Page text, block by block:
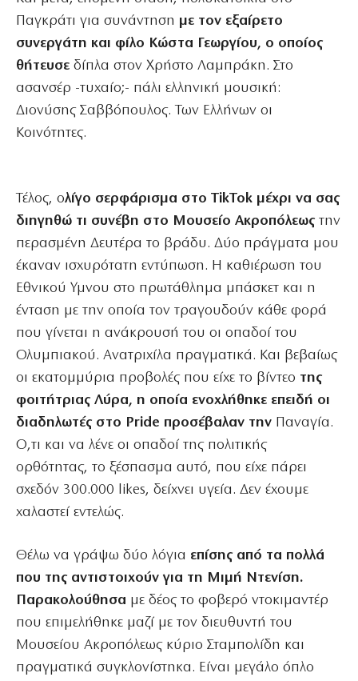
Παγκράτι για συνάντηση με τον εξαίρετο
συνεργάτη και φίλο Κώστα Γεωργίου, ο οποίος
θήτευσε δίπλα στον Χρήστο Λαμπράκη. Στο
ασανσέρ -τυχαίο;- πάλι ελληνική μουσική:
Διονύσης Σαββόπουλος. Των Ελλήνων οι
Κοινότητες.
Τέλος, ολίγο σερφάρισμα στο TikTok μέχρι να σας
διηγηθώ τι συνέβη στο Μουσείο Ακροπόλεως την
περασμένη Δευτέρα το βράδυ. Δύο πράγματα μου
έκαναν ισχυρότατη εντύπωση. Η καθιέρωση του
Εθνικού Υμνου στo πρωτάθλημα μπάσκετ και η
ένταση με την οποία τον τραγουδούν κάθε φορά
που γίνεται η ανάκρουσή του οι οπαδοί του
Ολυμπιακού. Ανατριχίλα πραγματικά. Και βεβαίως
οι εκατομμύρια προβολές που είχε το βίντεο της
φοιτήτριας Λύρα, η οποία ενοχλήθηκε επειδή οι
διαδηλωτές στο Pride προσέβαλαν την Παναγία.
Ο,τι και να λένε οι οπαδοί της πολιτικής
ορθότητας, το ξέσπασμα αυτό, που είχε πάρει
σχεδόν 300.000 likes, δείχνει υγεία. Δεν έχουμε
χαλαστεί εντελώς.
Θέλω να γράψω δύο λόγια επίσης από τα πολλά
που της αντιστοιχούν για τη Μιμή Ντενίση.
Παρακολούθησα με δέος το φοβερό ντοκιμαντέρ
που επιμελήθηκε μαζί με τον διευθυντή του
Μουσείου Ακροπόλεως κύριο Σταμπολίδη και
πραγματικά συγκλονίστηκα. Είναι μεγάλο όπλο